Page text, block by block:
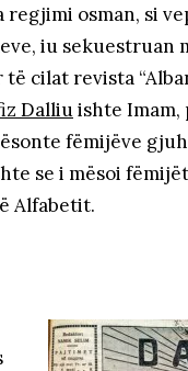
osman, si
iu
cilat revista
Dalliuishte Imam,
fëmijëve
se i mësoi
Alfabetit.